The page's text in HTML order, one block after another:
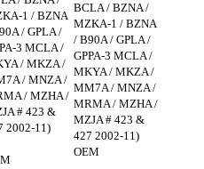
1 / BZNA
/ GPLA /
3 MCLA /
/ MKZA /
/ MNZA /
/ MZHA /
# 423 &
2002-11)
BCLA / BZNA /
MZKA-1 / BZNA
/ B90A / GPLA /
GPPA-3 MCLA /
MKYA / MKZA /
MM7A / MNZA /
MRMA / MZHA /
MZJA # 423 &
427 2002-11)
OEM